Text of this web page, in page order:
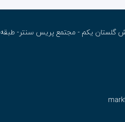
گلستان یکم - مجتمع پریس سنتر- طبقه